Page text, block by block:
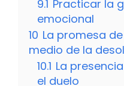
9.1 Practicar la
emocional
10 La promesa
medio de la
10.1 La
el duelo